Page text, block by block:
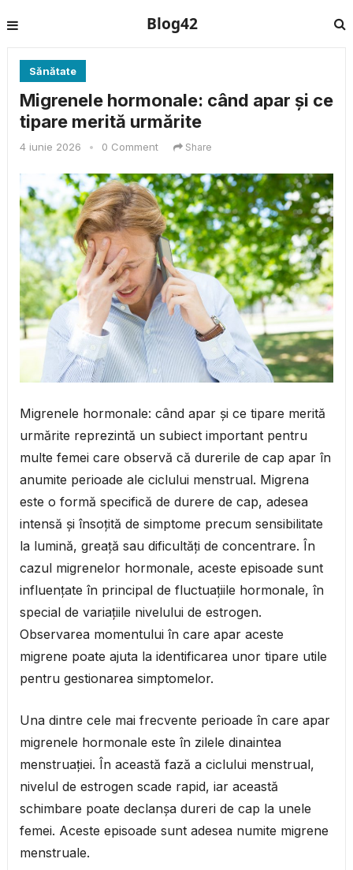
Blog42
Sănătate
Migrenele hormonale: când apar și ce
tipare merită urmărite
4 iunie 2026 • 0 Comment Share
Migrenele hormonale: când apar și ce tipare merită
urmărite reprezintă un subiect important pentru
multe femei care observă că durerile de cap apar în
anumite perioade ale ciclului menstrual. Migrena
este o formă specifică de durere de cap, adesea
intensă și însoțită de simptome precum sensibilitate
la lumină, greață sau dificultăți de concentrare. În
cazul migrenelor hormonale, aceste episoade sunt
influențate în principal de fluctuațiile hormonale, în
special de variațiile nivelului de estrogen.
Observarea momentului în care apar aceste
migrene poate ajuta la identificarea unor tipare utile
pentru gestionarea simptomelor.
Una dintre cele mai frecvente perioade în care apar
migrenele hormonale este în zilele dinaintea
menstruației. În această fază a ciclului menstrual,
nivelul de estrogen scade rapid, iar această
schimbare poate declanșa dureri de cap la unele
femei. Aceste episoade sunt adesea numite migrene
menstruale.